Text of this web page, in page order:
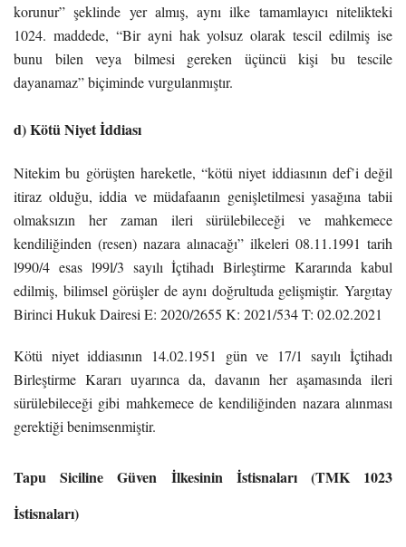
korunur” şeklinde yer almış, aynı ilke tamamlayıcı nitelikteki
1024. maddede, “Bir ayni hak yolsuz olarak tescil edilmiş ise
bunu bilen veya bilmesi gereken üçüncü kişi bu tescile
dayanamaz” biçiminde vurgulanmıştır.
d) Kötü Niyet İddiası
Nitekim bu görüşten hareketle, “kötü niyet iddiasının def’i değil
itiraz olduğu, iddia ve müdafaanın genişletilmesi yasağına tabii
olmaksızın her zaman ileri sürülebileceği ve mahkemece
kendiliğinden (resen) nazara alınacağı” ilkeleri 08.11.1991 tarih
l990/4 esas l99l/3 sayılı İçtihadı Birleştirme Kararında kabul
edilmiş, bilimsel görüşler de aynı doğrultuda gelişmiştir. Yargıtay
Birinci Hukuk Dairesi E: 2020/2655 K: 2021/534 T: 02.02.2021
Kötü niyet iddiasının 14.02.1951 gün ve 17/1 sayılı İçtihadı
Birleştirme Kararı uyarınca da, davanın her aşamasında ileri
sürülebileceği gibi mahkemece de kendiliğinden nazara alınması
gerektiği benimsenmiştir.
Tapu Siciline Güven İlkesinin İstisnaları (TMK 1023
İstisnaları)